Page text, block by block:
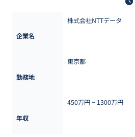
企業名
株式会社NTTデータ
勤務地
東京都
年収
450万円 ~ 1300万円